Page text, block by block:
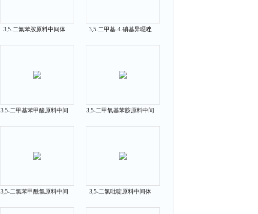
3,5-二氟苯胺原料中间体
3,5-二甲基-4-硝基异噁唑
3.5-二甲基苯甲酸原料中间
3,5-二甲氧基苯胺原料中间
3,5-二氯苯甲酰氯原料中间
3,5-二氯吡啶原料中间体